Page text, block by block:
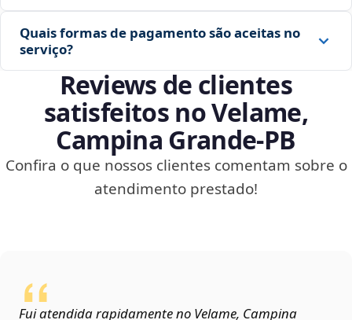
Quais formas de pagamento são aceitas no
serviço?
Reviews de clientes
satisfeitos no Velame,
Campina Grande‑PB
Confira o que nossos clientes comentam sobre o
atendimento prestado!
Fui atendida rapidamente no Velame, Campina